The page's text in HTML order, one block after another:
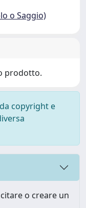
o Saggio)
prodotto.
copyright e
o creare un